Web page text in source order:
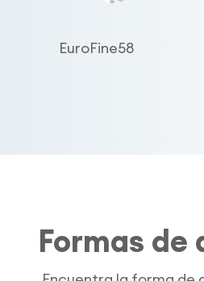
EuroFine58
Formas de